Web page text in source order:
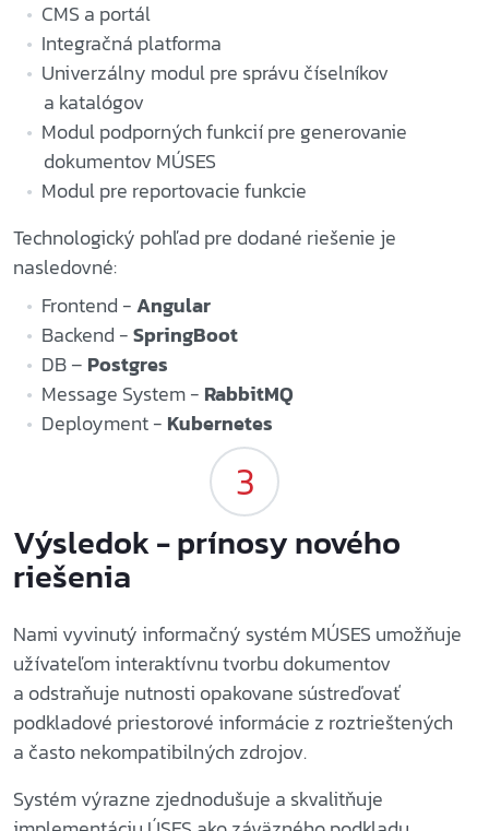
CMS a portál
Integračná platforma
Univerzálny modul pre správu číselníkov
a katalógov
Modul podporných funkcií pre generovanie
dokumentov MÚSES
Modul pre reportovacie funkcie
Technologický pohľad pre dodané riešenie je
nasledovné:
Frontend -Angular
Backend -SpringBoot
DB – Postgres
Message System - RabbitMQ
Deployment - Kubernetes
Výsledok - prínosy nového
riešenia
Nami vyvinutý informačný systém MÚSES umožňuje
užívateľom interaktívnu tvorbu dokumentov
a odstraňuje nutnosti opakovane sústreďovať
podkladové priestorové informácie z roztrieštených
a často nekompatibilných zdrojov.
Systém výrazne zjednodušuje a skvalitňuje